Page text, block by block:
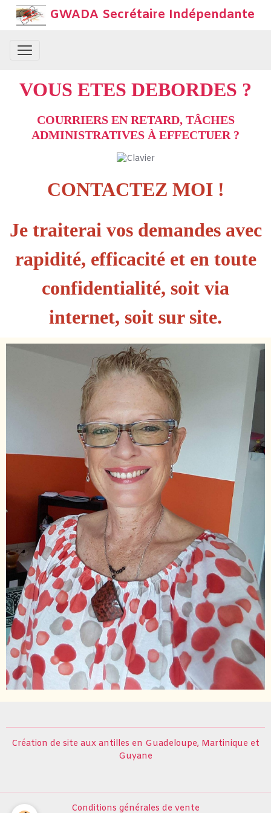
GWADA Secrétaire Indépendante
VOUS ETES DEBORDES ?
COURRIERS EN RETARD, TÂCHES
ADMINISTRATIVES À EFFECTUER ?
CONTACTEZ MOI !
Je traiterai vos demandes avec
rapidité, efficacité et en toute
confidentialité, soit via
internet, soit sur site.
Création de site aux antilles en Guadeloupe, Martinique et
Guyane
Conditions générales de vente